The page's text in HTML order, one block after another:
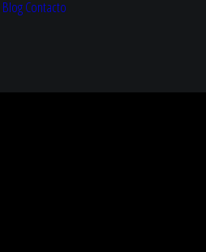
BlogContacto